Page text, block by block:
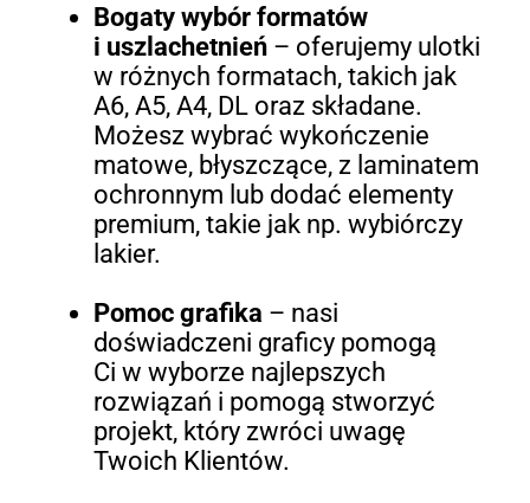
Bogaty wybór formatów
i uszlachetnień– oferujemy ulotki
w różnych formatach, takich jak
A6, A5, A4, DL oraz składane.
Możesz wybrać wykończenie
matowe, błyszczące, z laminatem
ochronnym lub dodać elementy
premium, takie jak np. wybiórczy
lakier.
Pomoc grafika – nasi
doświadczeni graficy pomogą
Ci w wyborze najlepszych
rozwiązań i pomogą stworzyć
projekt, który zwróci uwagę
Twoich Klientów.